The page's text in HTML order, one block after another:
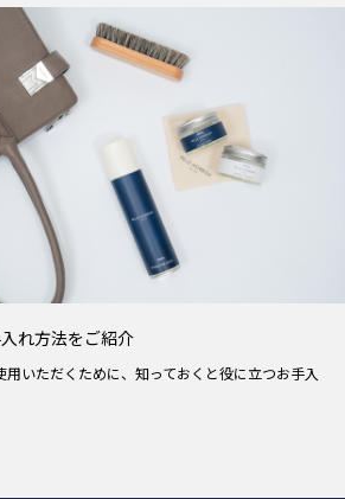
れ方法をご紹介
用いただくために、知っておくと役に立つお手入